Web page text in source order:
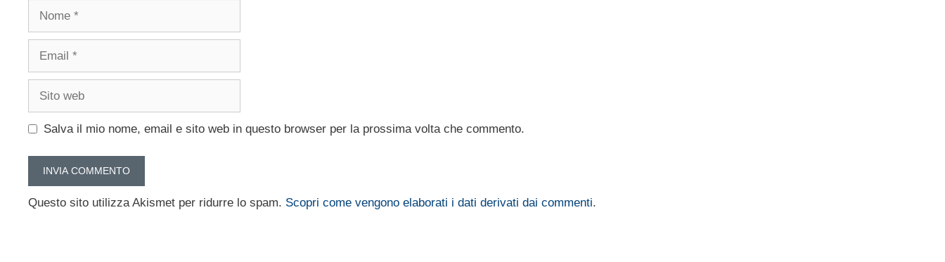
Salva il mio nome, email e sito web in questo browser per la prossima volta che commento.
Questo sito utilizza Akismet per ridurre lo spam. Scopri come vengono elaborati i dati derivati dai commenti.